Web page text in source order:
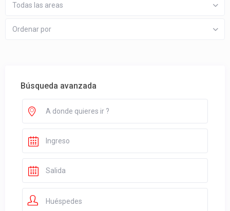
Todas las areas
Ordenar por
Búsqueda avanzada
Huéspedes